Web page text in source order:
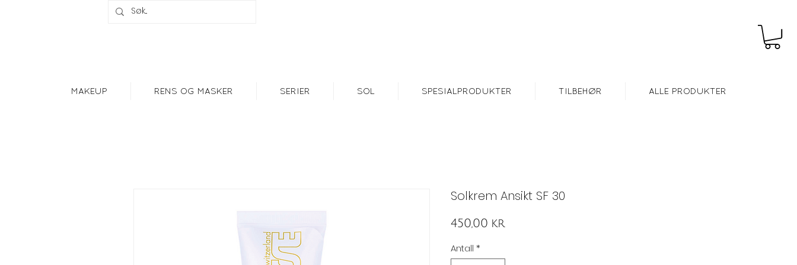
MAKEUP RENS OG MASKER SERIER SOL SPESIALPRODUKTER TILBEHØR ALLE PRODUKTER
Solkrem Ansikt SF 30
450,00 kr
Antall *